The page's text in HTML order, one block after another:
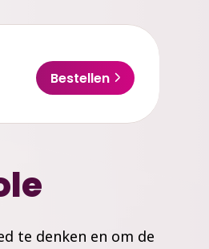
Bestellen
te denken en om de